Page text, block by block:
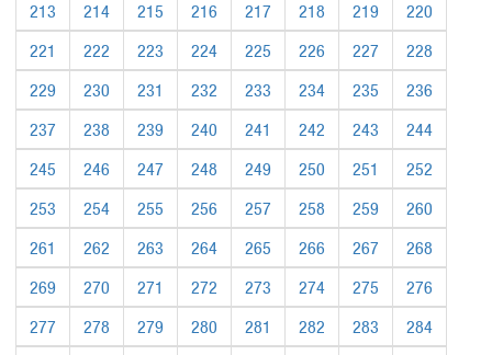
213
214 215 216 217 218 219
220
221
222 223 224 225 226 227
228
229
230 231 232 233 234 235
236
237
238 239 240 241 242 243
244
245
246 247 248 249 250 251
252
253
254 255 256 257 258 259
260
261
262 263 264 265 266 267
268
269
270 271 272 273 274 275
276
277
278 279 280 281 282 283
284